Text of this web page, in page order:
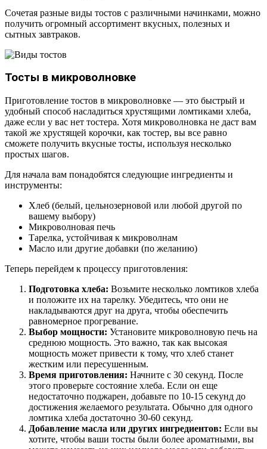
Сочетая разные виды тостов с различными начинками, можно
получить огромный ассортимент вкусных, полезных и
сытных завтраков.
Тосты в микроволновке
Приготовление тостов в микроволновке — это быстрый и
удобный способ насладиться хрустящими ломтиками хлеба,
даже если у вас нет тостера. Хотя микроволновка не даст вам
такой же хрустящей корочки, как тостер, вы все равно
сможете получить вкусные тосты, используя несколько
простых шагов.
Для начала вам понадобятся следующие ингредиенты и
инструменты:
Хлеб (белый, цельнозерновой или любой другой по
вашему выбору)
Микроволновая печь
Тарелка, устойчивая к микроволнам
Масло или другие добавки (по желанию)
Теперь перейдем к процессу приготовления:
Подготовка хлеба: Возьмите несколько ломтиков хлеба
и положите их на тарелку. Убедитесь, что они не
накладываются друг на друга, чтобы обеспечить
равномерное прогревание.
Выбор мощности: Установите микроволновую печь на
среднюю мощность. Это важно, так как высокая
мощность может привести к тому, что хлеб станет
жестким или пересушенным.
Время приготовления: Начните с 30 секунд. После
этого проверьте состояние хлеба. Если он еще
недостаточно поджарен, добавьте по 10-15 секунд до
достижения желаемого результата. Обычно для одного
ломтика хлеба достаточно 30-60 секунд.
Добавление масла или других ингредиентов: Если вы
хотите, чтобы ваши тосты были более ароматными, вы